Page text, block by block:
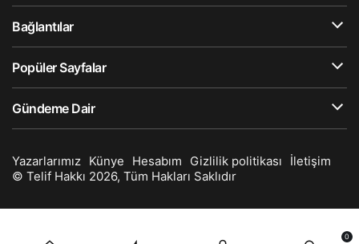
0
Bağlantılar
Popüler Sayfalar
Gündeme Dair
Yazarlarımız Künye Hesabım Gizlilik politikası
İletişim
© Telif Hakkı 2026, Tüm Hakları Saklıdır